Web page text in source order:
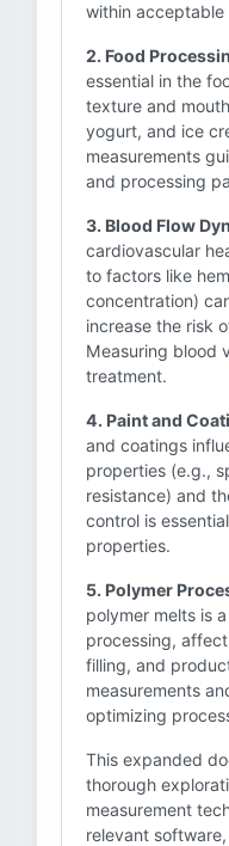
within acceptable
2. Food
essential in the
texture and
yogurt, and ice
measurements
and processing
3. Blood Flow
cardiovascular
to factors like
concentration)
increase the risk
Measuring blood
treatment.
4. Paint and
and coatings
properties (e.g.,
resistance) and
control is
properties.
5. Polymer
polymer melts is
processing,
filling, and
measurements
optimizing
This expanded
thorough
measurement
relevant